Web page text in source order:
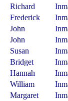
Richard
Frederick
John
John
Susan
Bridget
Hannah
William
Margaret